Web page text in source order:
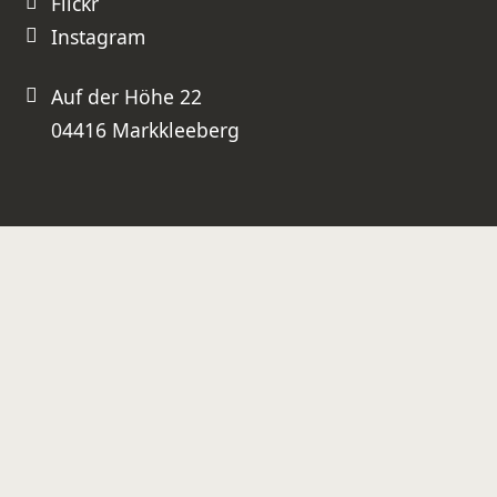
Auf der Höhe 22
04416 Markkleeberg
Instagram